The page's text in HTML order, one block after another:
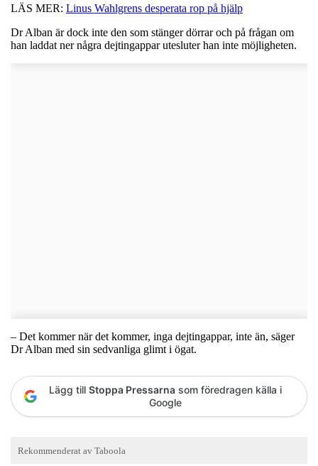
LÄS MER: Linus Wahlgrens desperata rop på hjälp
Dr Alban är dock inte den som stänger dörrar och på frågan om
han laddat ner några dejtingappar utesluter han inte möjligheten.
– Det kommer när det kommer, inga dejtingappar, inte än, säger
Dr Alban med sin sedvanliga glimt i ögat.
Lägg till Stoppa Pressarna som föredragen källa i
Google